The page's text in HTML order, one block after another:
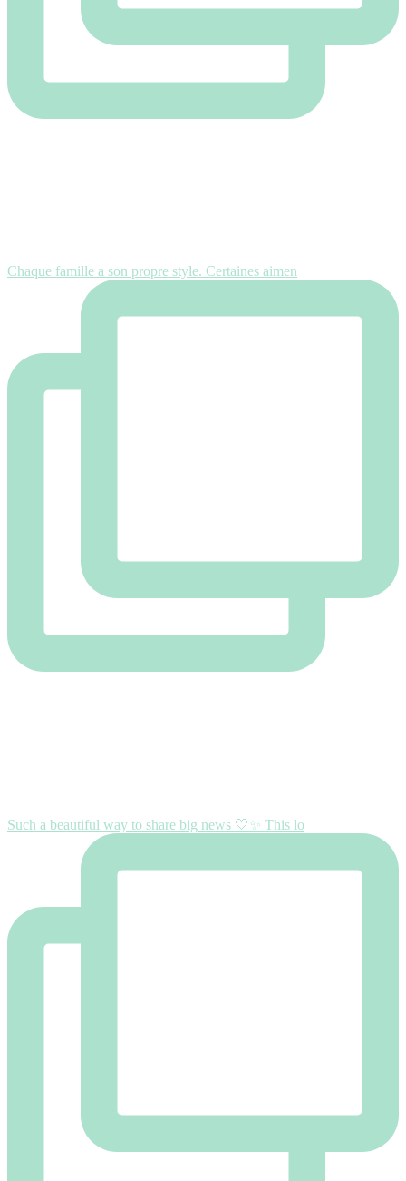
Chaque famille a son propre style. Certaines aimen
Such a beautiful way to share big news 🤍✨ This lo